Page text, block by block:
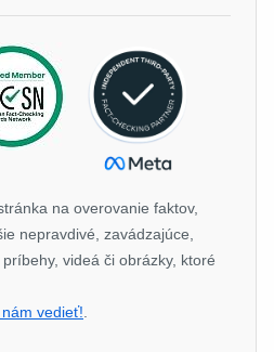
na overovanie faktov,
nepravdivé, zavádzajúce,
videá či obrázky, ktoré
vedieť!.